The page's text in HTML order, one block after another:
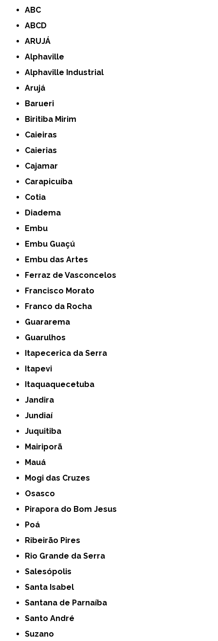
ABC
ABCD
ARUJÁ
Alphaville
Alphaville Industrial
Arujá
Barueri
Biritiba Mirim
Caieiras
Caierias
Cajamar
Carapicuíba
Cotia
Diadema
Embu
Embu Guaçú
Embu das Artes
Ferraz de Vasconcelos
Francisco Morato
Franco da Rocha
Guararema
Guarulhos
Itapecerica da Serra
Itapevi
Itaquaquecetuba
Jandira
Jundiaí
Juquitiba
Mairiporã
Mauá
Mogi das Cruzes
Osasco
Pirapora do Bom Jesus
Poá
Ribeirão Pires
Rio Grande da Serra
Salesópolis
Santa Isabel
Santana de Parnaíba
Santo André
Suzano